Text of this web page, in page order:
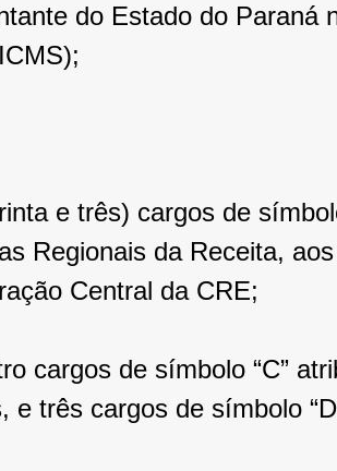
do Estado do Paraná
e três) cargos de
Regionais da Receita,
Central da CRE;
cargos de símbolo “C”
e três cargos de símbolo